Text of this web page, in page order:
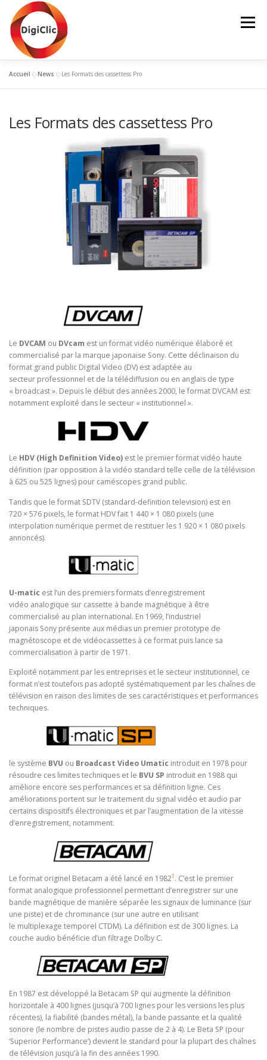
contenu
Menu
MON COMPTE NOS PRODUITS CONTACT
Accueil »News »Les Formats des cassettess Pro
Les Formats des cassettess Pro
Le DVCAM ou DVcam est un format vidéo numérique élaboré et
commercialisé par la marque japonaise Sony. Cette déclinaison du
format grand public Digital Video (DV) est adaptée au
secteur professionnel et de la télédiffusion ou en anglais de type
« broadcast ». Depuis le début des années 2000, le format DVCAM est
notamment exploité dans le secteur « institutionnel ».
Le HDV (High Definition Video) est le premier format vidéo haute
définition (par opposition à la vidéo standard telle celle de la télévision
à 625 ou 525 lignes) pour caméscopes grand public.
Tandis que le format SDTV (standard-definition television) est en
720 × 576 pixels, le format HDV fait 1 440 × 1 080 pixels (une
interpolation numérique permet de restituer les 1 920 × 1 080 pixels
annoncés).
U-matic est l’un des premiers formats d’enregistrement
vidéo analogique sur cassette à bande magnétique à être
commercialisé au plan international. En 1969, l’industriel
japonais Sony présente aux médias un premier prototype de
magnétoscope et de vidéocassettes à ce format puis lance sa
commercialisation à partir de 1971.
Exploité notamment par les entreprises et le secteur institutionnel, ce
format n’est toutefois pas adopté systématiquement par les chaînes de
télévision en raison des limites de ses caractéristiques et performances
techniques.
le système BVU ou Broadcast Video Umatic introduit en 1978 pour
résoudre ces limites techniques et le BVU SP introduit en 1988 qui
améliore encore ses performances et sa définition ligne. Ces
améliorations portent sur le traitement du signal vidéo et audio par
certains dispositifs électroniques et par l’augmentation de la vitesse
d’enregistrement, notamment.
Le format originel Betacam a été lancé en 19821 . C’est le premier
format analogique professionnel permettant d’enregistrer sur une
bande magnétique de manière séparée les signaux de luminance (sur
une piste) et de chrominance (sur une autre en utilisant
le multiplexage temporel CTDM). La définition est de 300 lignes. La
couche audio bénéficie d’un filtrage Dolby C.
En 1987 est développé la Betacam SP qui augmente la définition
horizontale à 400 lignes (jusqu’à 700 lignes pour les versions les plus
récentes), la fiabilité (bandes métal), la bande passante et la qualité
sonore (le nombre de pistes audio passe de 2 à 4). Le Beta SP (pour
‘Superior Performance’) devient le standard pour la plupart des chaînes
de télévision jusqu’à la fin des années 1990.